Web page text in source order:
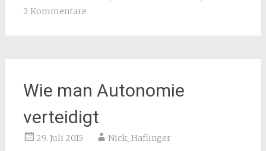
2 Kommentare
Wie man Autonomie
verteidigt
29. Juli 2015 Nick_Haflinger